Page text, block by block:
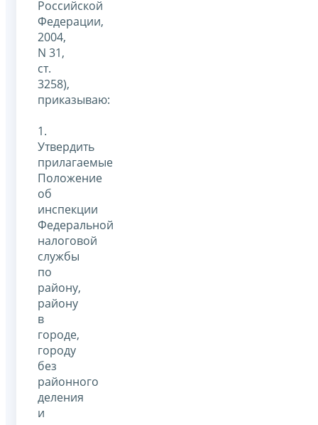
Российской
Федерации,
2004,
N 31,
ст.
3258),
приказываю:
1.
Утвердить
прилагаемые
Положение
об
инспекции
Федеральной
налоговой
службы
по
району,
району
в
городе,
городу
без
районного
деления
и